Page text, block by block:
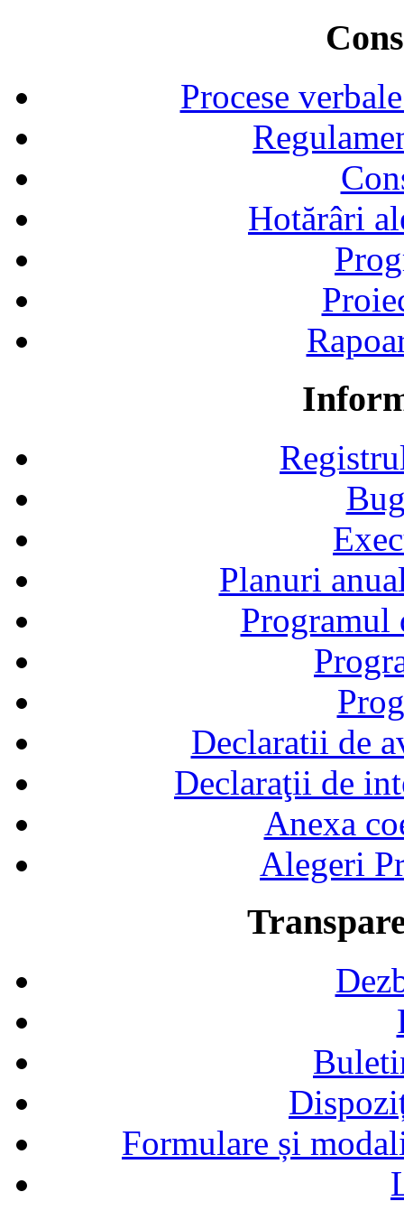
Procese
Hotărâri
Planuri
Declaratii de
Declaraţii de
Anexa
Alegeri
Formulare și